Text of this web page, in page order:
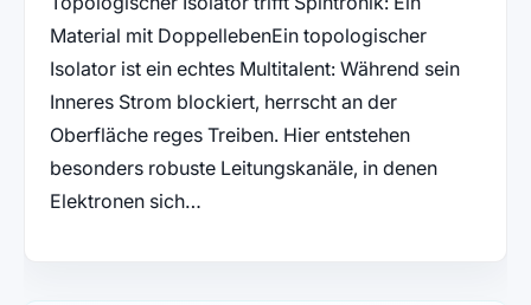
Material mit DoppellebenEin topologischer
Isolator ist ein echtes Multitalent: Während sein
Inneres Strom blockiert, herrscht an der
Oberfläche reges Treiben. Hier entstehen
besonders robuste Leitungskanäle, in denen
Elektronen sich…